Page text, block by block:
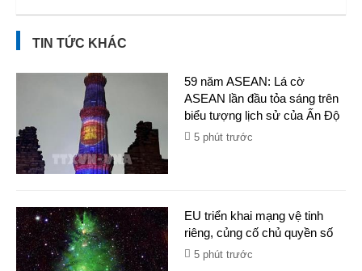
TIN TỨC KHÁC
59 năm ASEAN: Lá cờ
ASEAN lần đầu tỏa sáng trên
biểu tượng lịch sử của Ấn Độ
5 phút trước
EU triển khai mạng vệ tinh
riêng, củng cố chủ quyền số
5 phút trước